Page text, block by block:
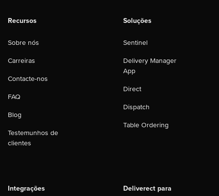
Recursos
Sobre nós
Carreiras
Contacte-nos
FAQ
Blog
Testemunhos de
clientes
Soluções
Sentinel
Delivery Manager
App
Direct
Dispatch
Table Ordering
Integrações Deliverect para